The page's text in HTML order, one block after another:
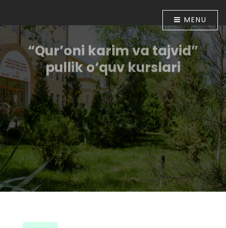
MENU
“Qur’oni karim va tajvid”
pullik o‘quv kurslari
O‘zbekiston Respublikasi Prezidentining “Diniy-
ma`rifiy soha faoliyatini tubdan takomillashtirish
chora-tadbirlari to‘g‘risida”gi 2018 yil 16 apreldagi PF-
5416-sonli Farmoni bilan tasdiqlangan chora-
tadbirlar Dasturining 6-bandida belgilangan vazifalar
ijrosini ta`minlash maqsadida O‘zbekiston
musulmonlari idorasining 2018 yil 30 apreldagi
01A/056-sonli buyrug‘i tasdiqlandi. Shu munosabat
bilan Muhammad ibn Ahmad al-Bernuiy madrasasida